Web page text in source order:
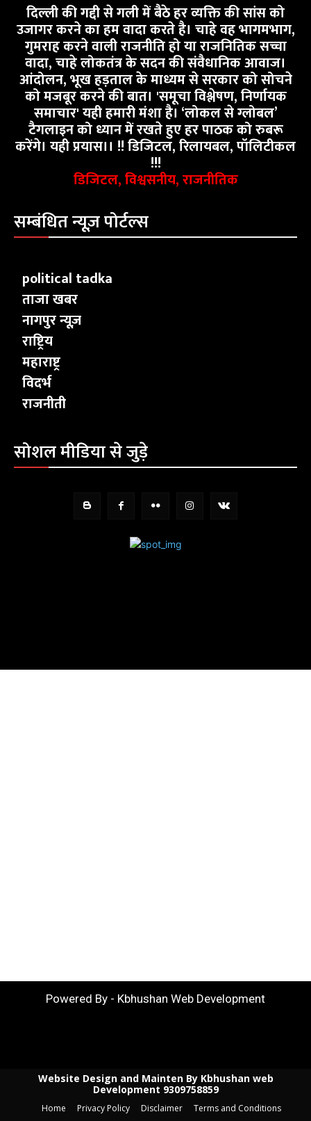
दिल्ली की गद्दी से गली में बैठे हर व्यक्ति की सांस को
उजागर करने का हम वादा करते है। चाहे वह भागमभाग,
गुमराह करने वाली राजनीति हो या राजनितिक सच्चा
वादा, चाहे लोकतंत्र के सदन की संवैधानिक आवाज।
आंदोलन, भूख हड़ताल के माध्यम से सरकार को सोचने
को मजबूर करने की बात। 'समूचा विश्लेषण, निर्णायक
समाचार' यही हमारी मंशा है। ‘लोकल से ग्लोबल’
टैगलाइन को ध्यान में रखते हुए हर पाठक को रुबरू
करेंगे। यही प्रयास।। !! डिजिटल, रिलायबल, पॉलिटीकल
!!!
डिजिटल, विश्वसनीय, राजनीतिक
सम्बंधित न्यूज़ पोर्टल्स
political tadka
ताजा खबर
नागपुर न्यूज़
राष्ट्रिय
महाराष्ट्र
विदर्भ
राजनीती
सोशल मीडिया से जुड़े
Powered By - Kbhushan Web Development
Website Design and Mainten By Kbhushan web
Development 9309758859
Home Privacy Policy Disclaimer Terms and Conditions